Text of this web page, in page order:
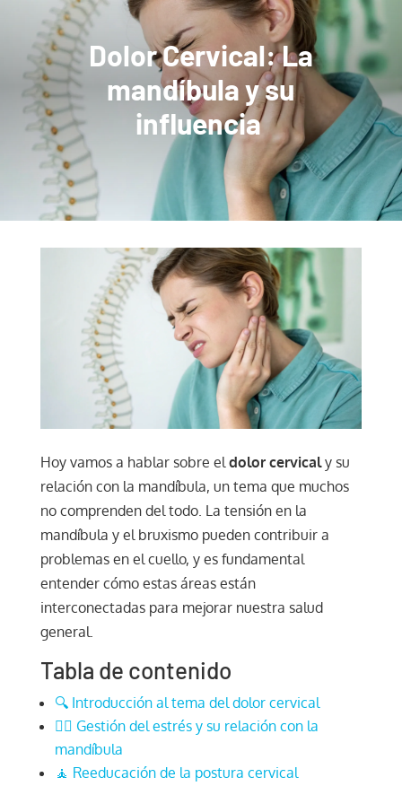
Dolor Cervical: La
mandíbula y su
influencia
Hoy vamos a hablar sobre el dolor cervicaly su
relación con la mandíbula, un tema que muchos
no comprenden del todo. La tensión en la
mandíbula y el bruxismo pueden contribuir a
problemas en el cuello, y es fundamental
entender cómo estas áreas están
interconectadas para mejorar nuestra salud
general.
Tabla de contenido
🔍 Introducción al tema del dolor cervical
🧘‍♂️ Gestión del estrés y su relación con la
mandíbula
🧘 Reeducación de la postura cervical